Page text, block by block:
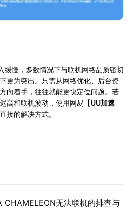
缓慢，多数情况下与联机网络品质密切
更为突出。只需从网络优化、后台资
向着手，往往就能更快定位问题。若
高和联机波动，使用网易【UU加速
接的解决方式。
CHAMELEON无法联机的排查与